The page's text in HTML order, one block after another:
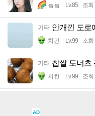
뇸뇸 Lv.85 조회
기타 안개낀 도로
치킨 Lv.99 조회
기타 찹쌀 도너츠
치킨 Lv.99 조회
AD